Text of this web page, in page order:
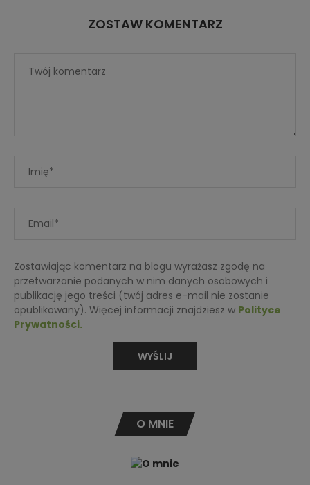
ZOSTAW KOMENTARZ
Zostawiając komentarz na blogu wyrażasz zgodę na
przetwarzanie podanych w nim danych osobowych i
publikację jego treści (twój adres e-mail nie zostanie
opublikowany). Więcej informacji znajdziesz w Polityce
Prywatności.
O MNIE